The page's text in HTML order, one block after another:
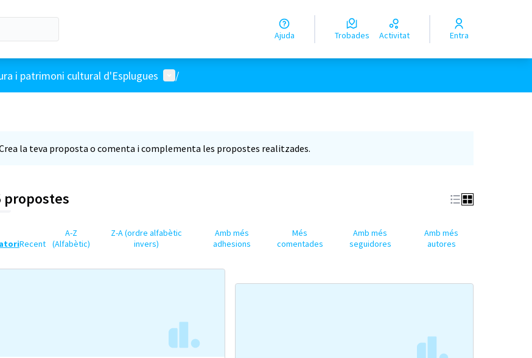
Ajuda Trobades Activitat Entra
i patrimoni cultural d'Esplugues Menú d'usuari
/
la teva proposta o comenta i complementa les propostes realitzades.
propostes
Recent
A-Z
(Alfabètic)
Z-A (ordre alfabètic
invers)
Amb més
adhesions
Més
comentades
Amb més
seguidores
Amb més
autores